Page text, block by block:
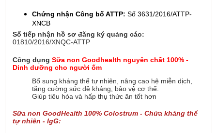
Chứng nhận Công bố ATTP: Số 3631/2016/ATTP-
XNCB
Số tiếp nhận hồ sơ đăng ký quảng cáo:
01810/2016/XNQC-ATTP
Công dụng Sữa non Goodhealth nguyên chất 100% -
Dinh dưỡng cho người ốm
Bổ sung kháng thể tự nhiên, nâng cao hệ miễn dịch,
tăng cường sức đề kháng, bảo vệ cơ thể.
Giúp tiêu hóa và hấp thụ thức ăn tốt hơn
Sữa non GoodHealth 100% Colostrum - Chứa kháng thể
tự nhiên - IgG: